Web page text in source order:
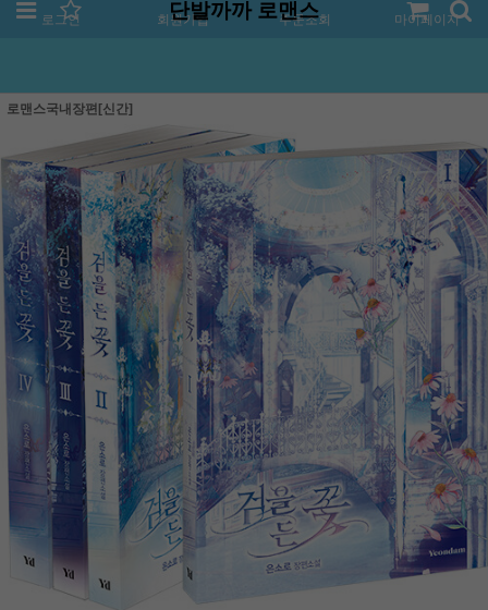
로그인 회원가입 주문조회 마이페이지
단발까까 로맨스
로맨스국내장편[신간]